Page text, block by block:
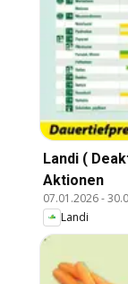
Landi (
Aktionen
07.01.2026-
Landi